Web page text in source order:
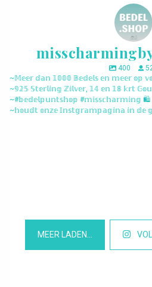
400
~𝕄𝕖𝕖𝕣 𝕕𝕒𝕟 𝟙𝟘𝟘𝟘 𝔹𝕖𝕕𝕖𝕝𝕤 𝕖𝕟 𝕞𝕖𝕖𝕣 𝕠𝕡
~𝟡𝟚𝟝 𝕊𝕥𝕖𝕣𝕝𝕚𝕟𝕘 ℤ𝕚𝕝𝕧𝕖𝕣, 𝟙𝟜 𝕖𝕟 𝟙𝟠 𝕜𝕣𝕥
~#𝕓𝕖𝕕𝕖𝕝𝕡𝕦𝕟𝕥𝕤𝕙𝕠𝕡 #𝕞𝕚𝕤𝕤𝕔𝕙𝕒𝕣𝕞𝕚𝕟𝕘 🛍️
~𝕙𝕠𝕦𝕕𝕥 𝕠𝕟𝕫𝕖 𝕀𝕟𝕤𝕥𝕘𝕣𝕒𝕞𝕡𝕒𝕘𝕚𝕟𝕒 𝕚𝕟 𝕕𝕖
MEER LADEN…